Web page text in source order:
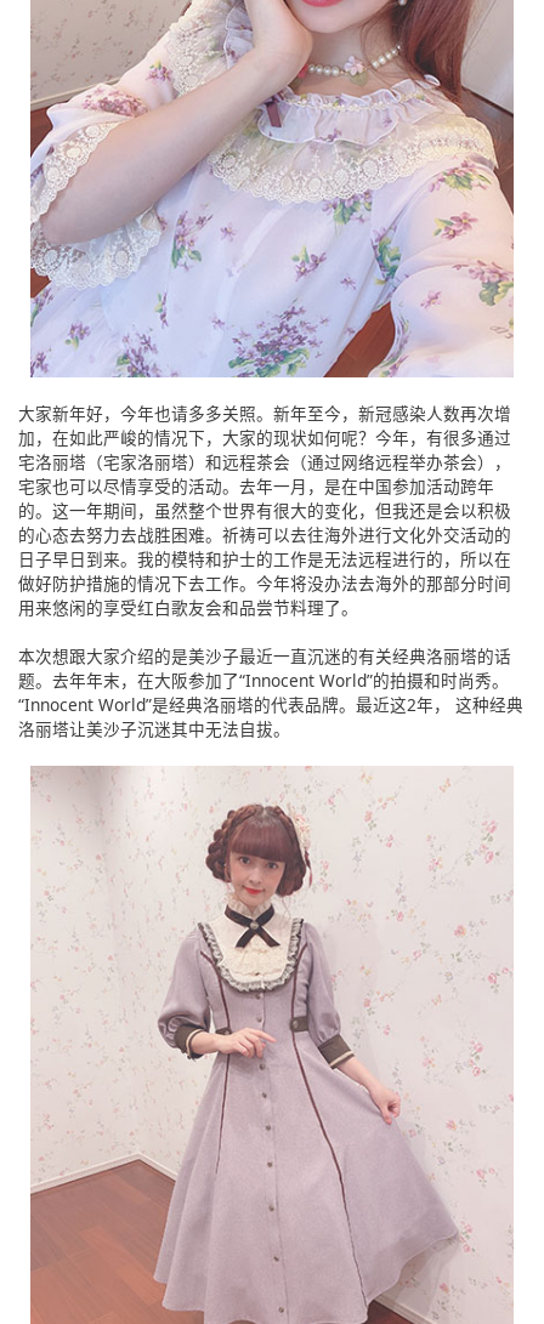
大家新年好，今年也请多多关照。新年至今，新冠感染人数再次增
加，在如此严峻的情况下，大家的现状如何呢？今年，有很多通过
宅洛丽塔（宅家洛丽塔）和远程茶会（通过网络远程举办茶会），
宅家也可以尽情享受的活动。去年一月，是在中国参加活动跨年
的。这一年期间，虽然整个世界有很大的变化，但我还是会以积极
的心态去努力去战胜困难。祈祷可以去往海外进行文化外交活动的
日子早日到来。我的模特和护士的工作是无法远程进行的，所以在
做好防护措施的情况下去工作。今年将没办法去海外的那部分时间
用来悠闲的享受红白歌友会和品尝节料理了。
本次想跟大家介绍的是美沙子最近一直沉迷的有关经典洛丽塔的话
题。去年年末，在大阪参加了“Innocent World”的拍摄和时尚秀。
“Innocent World”是经典洛丽塔的代表品牌。最近这2年， 这种经典
洛丽塔让美沙子沉迷其中无法自拔。